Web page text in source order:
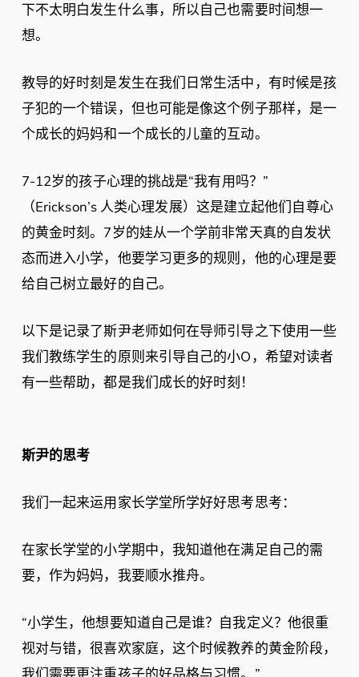
下不太明白发生什么事，所以自己也需要时间想一
想。
教导的好时刻是发生在我们日常生活中，有时候是孩
子犯的一个错误，但也可能是像这个例子那样，是一
个成长的妈妈和一个成长的儿童的互动。
7-12岁的孩子心理的挑战是“我有用吗？”
（Erickson’s 人类心理发展）这是建立起他们自尊心
的黄金时刻。7岁的娃从一个学前非常天真的自发状
态而进入小学，他要学习更多的规则，他的心理是要
给自己树立最好的自己。
以下是记录了斯尹老师如何在导师引导之下使用一些
我们教练学生的原则来引导自己的小O，希望对读者
有一些帮助，都是我们成长的好时刻！
斯尹的思考
我们一起来运用家长学堂所学好好思考思考：
在家长学堂的小学期中，我知道他在满足自己的需
要，作为妈妈，我要顺水推舟。
“小学生，他想要知道自己是谁？自我定义？他很重
视对与错，很喜欢家庭，这个时候教养的黄金阶段，